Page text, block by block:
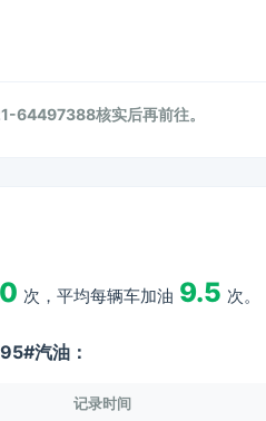
64497388核实后再前往。
次，平均每辆车加油 9.5 次。
汽油：
记录时间